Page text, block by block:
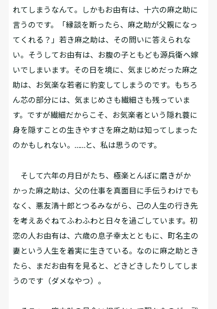
れてしまうなんて。しかもお由有は、十六の麻之助に
言うのです。「縁談を断ったら、麻之助が父親になっ
てくれる？」若き麻之助は、その問いに答えられな
い。そうしてお由有は、お腹の子ともども源兵衛へ嫁
いでしまいます。その日を境に、気まじめだった麻之
助は、お気楽な若者に豹変してしまうのです。もちろ
ん芯の部分には、気まじめさも繊細さも残っていま
す。ですが繊細だからこそ、お気楽者という隠れ蓑に
身を隠すことの生きやすさを麻之助は知ってしまった
のかもしれない。……と、私は思うのです。
そして六年の月日がたち、極楽とんぼに磨きがか
かった麻之助は、父の仕事を真面目に手伝うわけでも
なく、悪友清十郎とつるみながら、己の人生の行き先
を考えあぐねてふわふわと日々を過ごしています。初
恋の人お由有は、六歳の息子幸太とともに、町名主の
妻という人生を着実に生きている。なのに麻之助とき
たら、まだお由有を見ると、どきどきしたりしてしま
うのです（ダメなやつ）。